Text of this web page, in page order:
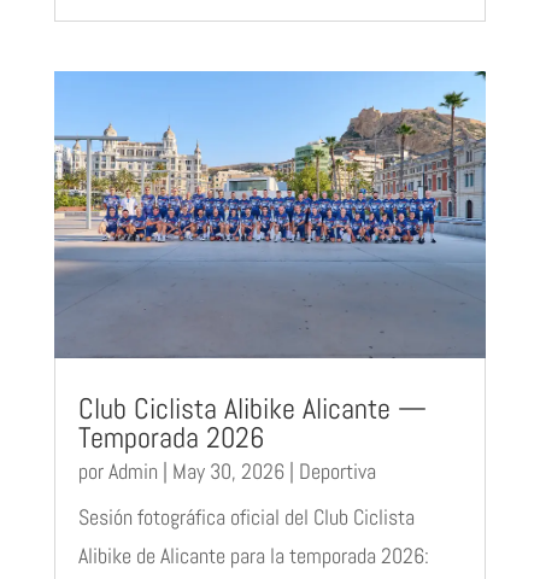
Club Ciclista Alibike Alicante —
Temporada 2026
porAdmin | May 30, 2026| Deportiva
Sesión fotográfica oficial del Club Ciclista
Alibike de Alicante para la temporada 2026: